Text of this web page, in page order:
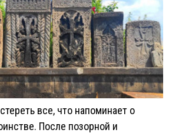
все, что напоминает о
После позорной и